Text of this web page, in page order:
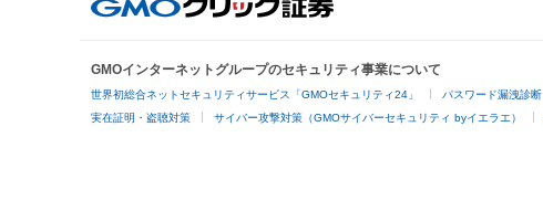
GMOインターネットグループのセキュリティ事業について
世界初総合ネットセキュリティサービス「GMOセキュリティ24」 パスワード漏洩診断
実在証明・盗聴対策 サイバー攻撃対策（GMOサイバーセキュリティ byイエラエ）